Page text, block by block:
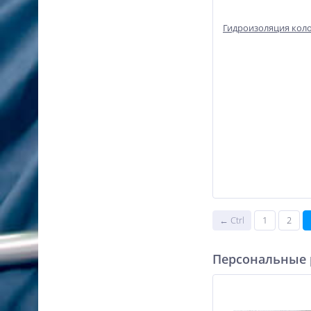
Гидроизоляция
← Ctrl 1 2
Персональные